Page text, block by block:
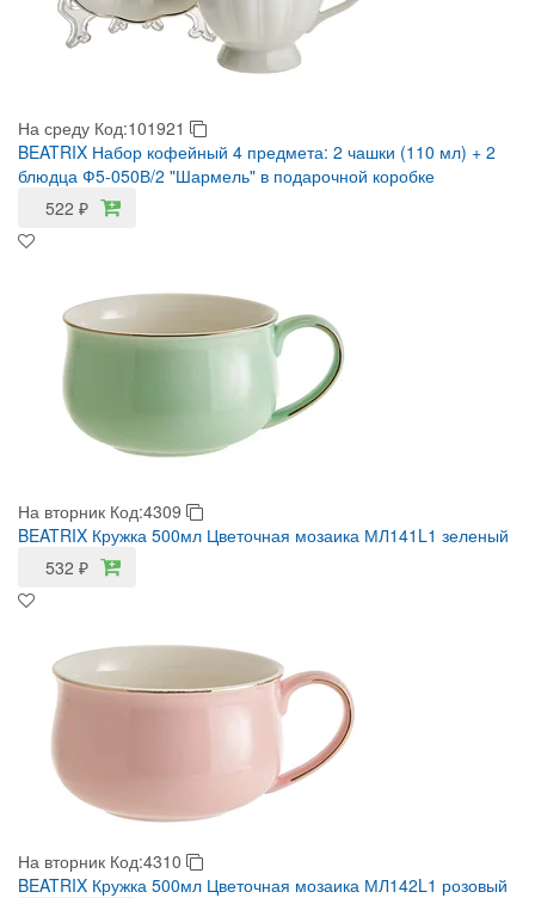
На среду Код:101921
BEATRIX Набор кофейный 4 предмета: 2 чашки (110 мл) + 2
блюдца Ф5-050В/2 "Шармель" в подарочной коробке
522 ₽
На вторник Код:4309
BEATRIX Кружка 500мл Цветочная мозаика МЛ141L1 зеленый
532 ₽
На вторник Код:4310
BEATRIX Кружка 500мл Цветочная мозаика МЛ142L1 розовый